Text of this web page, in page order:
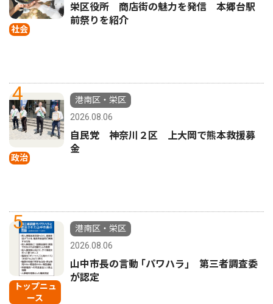
社会
栄区役所 商店街の魅力を発信 本郷台駅
前祭りを紹介
4
政治
港南区・栄区
2026.08.06
自民党 神奈川２区 上大岡で熊本救援募
金
5
トップニュ
ース
港南区・栄区
2026.08.06
山中市長の言動 ｢パワハラ｣ 第三者調査委
が認定